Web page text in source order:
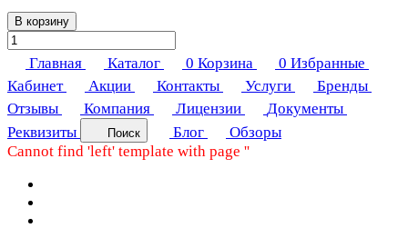
В корзину
Главная Каталог 0 Корзина 0 Избранные
Кабинет
Акции Контакты Услуги
Бренды
Отзывы
Компания Лицензии
Документы
Реквизиты
Поиск Блог
Обзоры
Cannot find 'left' template with page ''